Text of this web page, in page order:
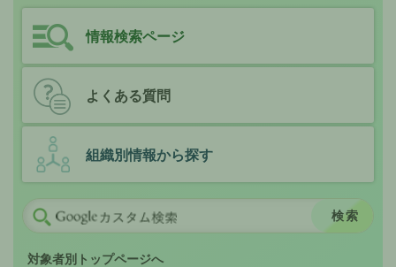
情報検索ページ
よくある質問
組織別情報から探す
対象者別トップページへ